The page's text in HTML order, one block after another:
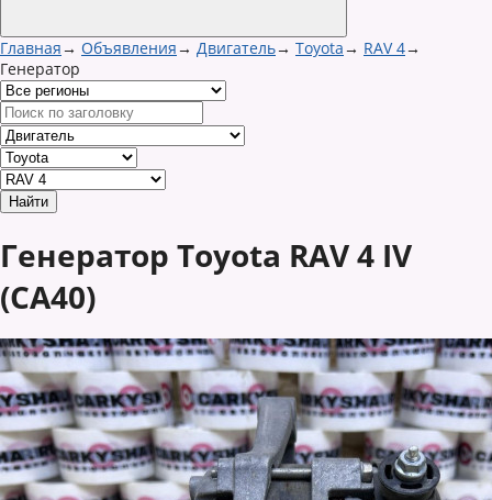
Главная→ Объявления→ Двигатель→ Toyota→ RAV 4→
Генератор
Генератор Toyota RAV 4 IV
(CA40)